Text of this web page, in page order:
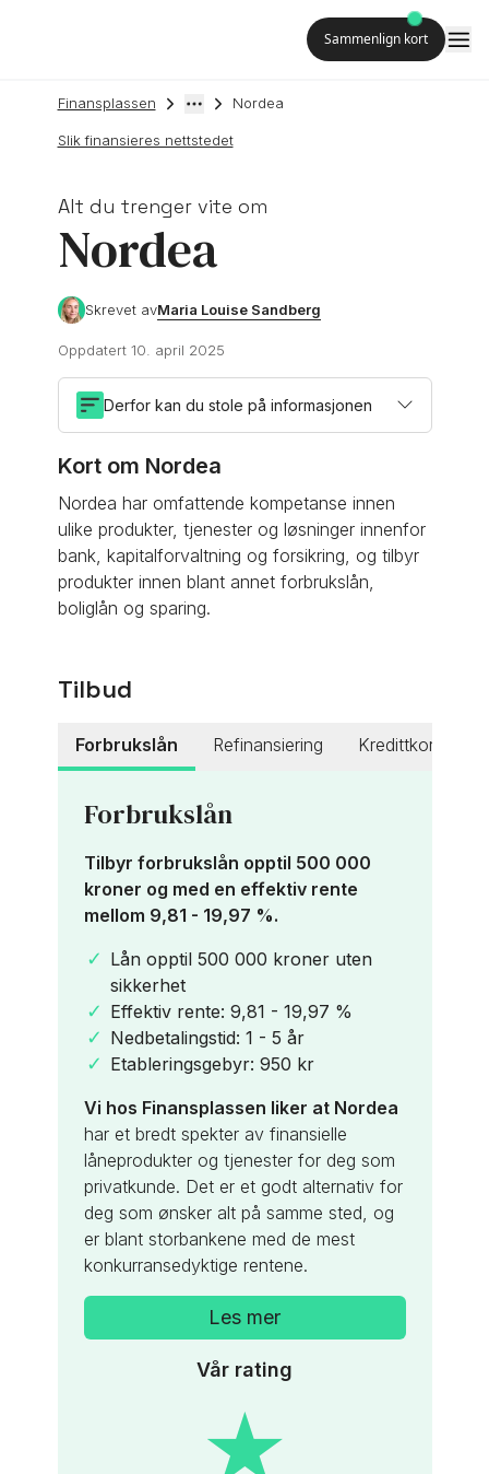
Sammenlign kort
Finansplassen Nordea
Slik finansieres nettstedet
Alt du trenger vite om
Nordea
Skrevet avMaria Louise Sandberg
Oppdatert 10. april 2025
Derfor kan du stole på informasjonen
Kort om Nordea
Nordea har omfattende kompetanse innen
ulike produkter, tjenester og løsninger innenfor
bank, kapitalforvaltning og forsikring, og tilbyr
produkter innen blant annet forbrukslån,
boliglån og sparing.
Tilbud
Forbrukslån Refinansiering Kredittkort
Forbrukslån
Tilbyr forbrukslån opptil 500 000
kroner og med en effektiv rente
mellom 9,81 - 19,97 %.
Lån opptil 500 000 kroner uten
sikkerhet
Effektiv rente: 9,81 - 19,97 %
Nedbetalingstid: 1 - 5 år
Etableringsgebyr: 950 kr
Vi hos Finansplassen liker at Nordea
har et bredt spekter av finansielle
låneprodukter og tjenester for deg som
privatkunde. Det er et godt alternativ for
deg som ønsker alt på samme sted, og
er blant storbankene med de mest
konkurransedyktige rentene.
Les mer
Vår rating
★
★
Refinansier opptil 500 000 kroner
uten sikkerhet
Effektiv rente: 9,81 - 19,97 %
Nedbetalingstid: 1 - 5 år
Etableringsgebyr: 950 kr
Vi hos Finansplassen liker at Nordea
har et bredt spekter av finansielle
låneprodukter og tjenester for deg som
privatkunde. Det er et godt alternativ for
deg som ønsker alt på samme sted, og
er blant storbankene med de mest
konkurransedyktige rentene.
Les mer
★
★
Nordea Premium
Nordea Gold
Nordea Platinum
Nordea Black